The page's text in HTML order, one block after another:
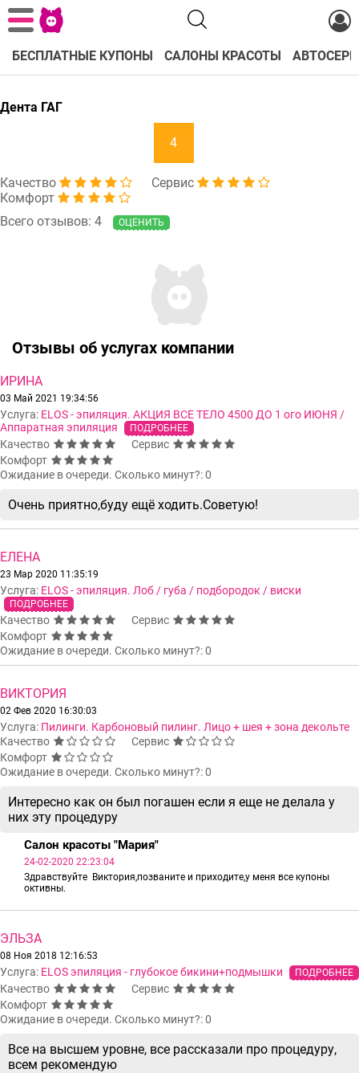
БЕСПЛАТНЫЕ КУПОНЫ САЛОНЫ КРАСОТЫ
Дента ГАГ
4
Качество
Сервис
Комфорт
Всего отзывов: 4
ОЦЕНИТЬ
Отзывы об услугах компании
ИРИНА
03 Май 2021 19:34:56
Услуга: ELOS - эпиляция. АКЦИЯ ВСЕ ТЕЛО 4500 ДО 1 ого ИЮНЯ /
Аппаратная эпиляция
ПОДРОБНЕЕ
Качество
Сервис
Комфорт
Ожидание в очереди. Сколько минут?: 0
Очень приятно,буду ещё ходить.Советую!
ЕЛЕНА
23 Мар 2020 11:35:19
Услуга: ELOS - эпиляция. Лоб / губа / подбородок / виски
ПОДРОБНЕЕ
Качество
Сервис
Комфорт
Ожидание в очереди. Сколько минут?: 0
ВИКТОРИЯ
02 Фев 2020 16:30:03
Услуга: Пилинги. Карбоновый пилинг. Лицо + шея + зона декольте
Качество
Сервис
Комфорт
Ожидание в очереди. Сколько минут?: 0
Интересно как он был погашен если я еще не делала у
них эту процедуру
Салон красоты "Мария"
24-02-2020 22:23:04
Здравствуйте Виктория,позваните и приходите,у меня все купоны
октивны.
ЭЛЬЗА
08 Ноя 2018 12:16:53
Услуга: ELOS эпиляция - глубокое бикини+подмышки ПОДРОБНЕЕ
Качество
Сервис
Комфорт
Ожидание в очереди. Сколько минут?: 0
Все на высшем уровне, все рассказали про процедуру,
всем рекомендую